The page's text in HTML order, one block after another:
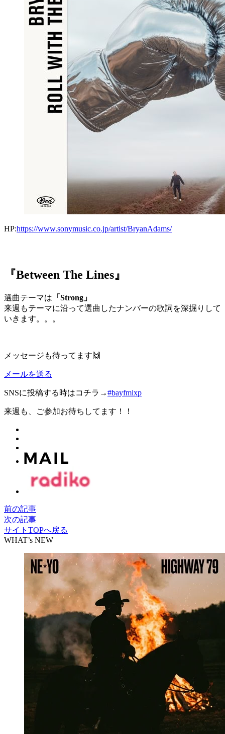
HP:https://www.sonymusic.co.jp/artist/BryanAdams/
『Between The Lines』
選曲テーマは 「Strong」
来週もテーマに沿って選曲したナンバーの歌詞を深掘りして
いきます。。。
メッセージも待ってます🙌
メールを送る
SNSに投稿する時はコチラ→#bayfmixp
来週も、ご参加お待ちしてます！！
前の記事
次の記事
サイトTOPへ戻る
WHAT’s NEW